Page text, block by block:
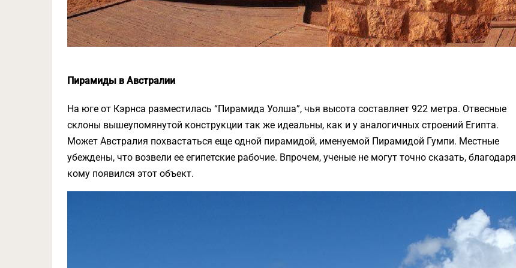
Пирамиды в Австралии
На юге от Кэрнса разместилась “Пирамида Уолша”, чья высота составляет 922 метра. Отвесные
склоны вышеупомянутой конструкции так же идеальны, как и у аналогичных строений Египта.
Может Австралия похвастаться еще одной пирамидой, именуемой Пирамидой Гумпи. Местные
убеждены, что возвели ее египетские рабочие. Впрочем, ученые не могут точно сказать, благодаря
кому появился этот объект.